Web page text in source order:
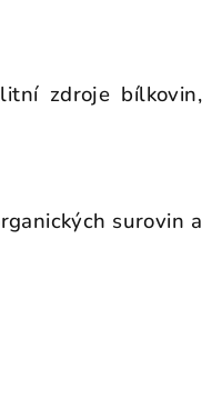
zdroje bílkovin,
surovin a